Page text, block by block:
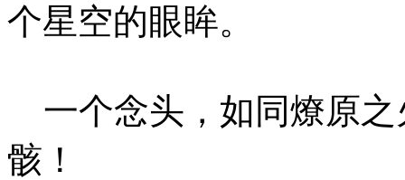
个星空的眼眸。
一个念头，如同燎原之
骸！